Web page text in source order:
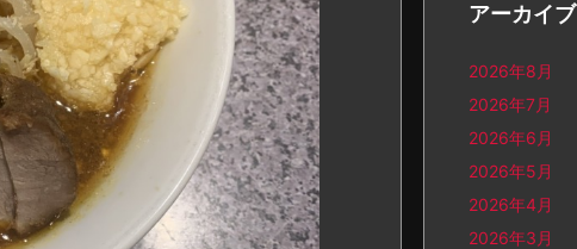
アーカイブ
2026年8月
2026年7月
2026年6月
2026年5月
2026年4月
2026年3月